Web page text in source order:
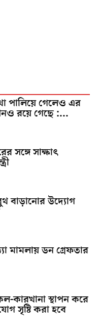
পালিয়ে গেলেও এর
রয়ে গেছে :...
সঙ্গে সাক্ষাৎ
বাড়ানোর উদ্যোগ
মামলায় ডন গ্রেফতার
কারখানা স্থাপন করে
সৃষ্টি করা হবে